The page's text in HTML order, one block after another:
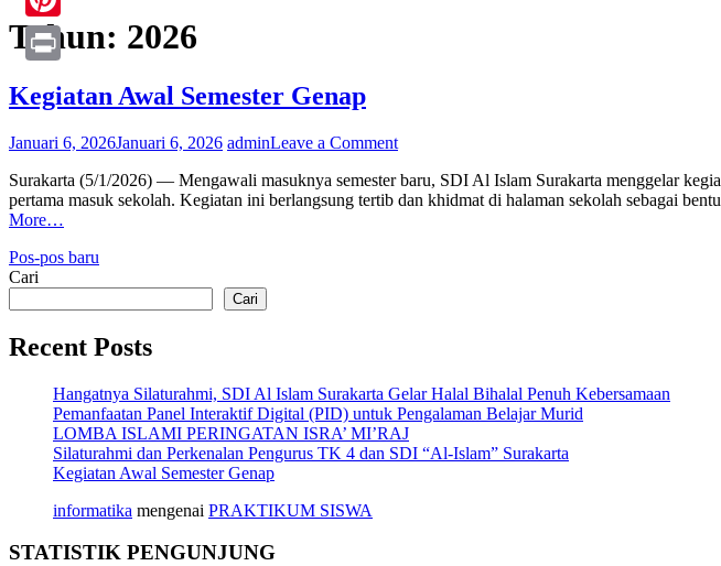
Tahun: 2026
Kegiatan Awal Semester Genap
Januari 6, 2026Januari 6, 2026 adminLeave a Commenton
Awal
Semester
Surakarta (5/1/2026) — Mengawali masuknya semester baru, SDI Al Islam Surakarta menggelar
pertama masuk sekolah. Kegiatan ini berlangsung tertib dan khidmat di halaman sekolah sebagai
More…
Navigasi
pos
Pos-pos baru
Cari
Cari
Recent Posts
Hangatnya Silaturahmi, SDI Al Islam Surakarta Gelar Halal Bihalal Penuh Kebersamaan
Pemanfaatan Panel Interaktif Digital (PID) untuk Pengalaman Belajar Murid
LOMBA ISLAMI PERINGATAN ISRA’ MI’RAJ
Silaturahmi dan Perkenalan Pengurus TK 4 dan SDI “Al-Islam” Surakarta
Kegiatan Awal Semester Genap
informatika mengenai PRAKTIKUM SISWA
STATISTIK PENGUNJUNG
Pinterest